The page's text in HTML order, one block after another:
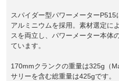
スパイダー型パワーメーター
アルミニウムを採用。素材選定に
スを両立し、パワーメーター本体
ています。
170mmクランクの重量は325g（
サリーを含む総重量は425gです。